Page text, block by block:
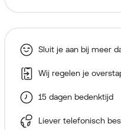
Sluit je aan bij meer
Wij regelen je
15 dagen bedenktijd
Liever telefonisch